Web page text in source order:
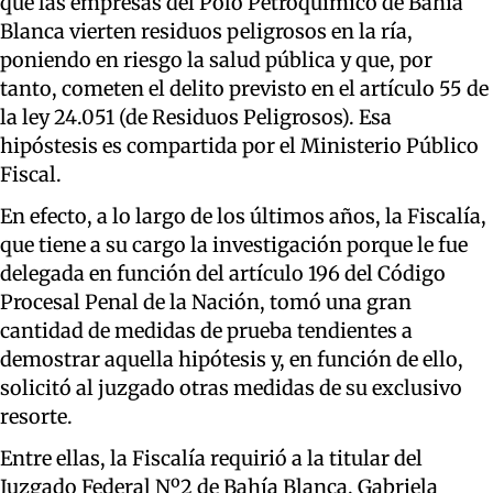
Blanca vierten residuos peligrosos en la ría,
poniendo en riesgo la salud pública y que, por
tanto, cometen el delito previsto en el artículo 55 de
la ley 24.051 (de Residuos Peligrosos). Esa
hipóstesis es compartida por el Ministerio Público
Fiscal.
En efecto, a lo largo de los últimos años, la Fiscalía,
que tiene a su cargo la investigación porque le fue
delegada en función del artículo 196 del Código
Procesal Penal de la Nación, tomó una gran
cantidad de medidas de prueba tendientes a
demostrar aquella hipótesis y, en función de ello,
solicitó al juzgado otras medidas de su exclusivo
resorte.
Entre ellas, la Fiscalía requirió a la titular del
Juzgado Federal Nº2 de Bahía Blanca, Gabriela